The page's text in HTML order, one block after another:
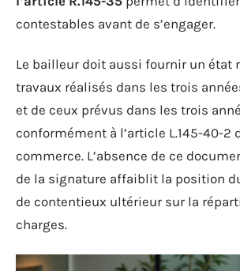
contestables avant de s’engager.
Le bailleur doit aussi fournir un état
travaux réalisés dans les trois
et de ceux prévus dans les trois
conformément à l’article L.145-40-2
commerce. L’absence de ce
de la signature affaiblit la position
de contentieux ultérieur sur la
charges.